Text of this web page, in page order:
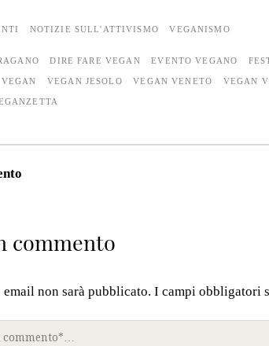
NOTIZIE SULL'ATTIVISMO VEGANISMO
DIRE FARE VEGAN EVENTO VEGANO
VEGAN VEGAN JESOLO VEGAN VENETO VEGAN
commento
non sarà pubblicato. I campi obbligatori